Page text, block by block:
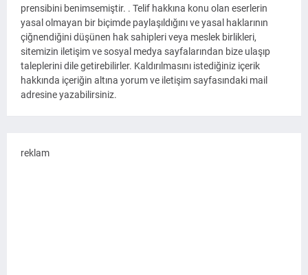
prensibini benimsemiştir. . Telif hakkına konu olan eserlerin
yasal olmayan bir biçimde paylaşıldığını ve yasal haklarının
çiğnendiğini düşünen hak sahipleri veya meslek birlikleri,
sitemizin iletişim ve sosyal medya sayfalarından bize ulaşıp
taleplerini dile getirebilirler. Kaldırılmasını istediğiniz içerik
hakkında içeriğin altına yorum ve iletişim sayfasındaki mail
adresine yazabilirsiniz.
reklam